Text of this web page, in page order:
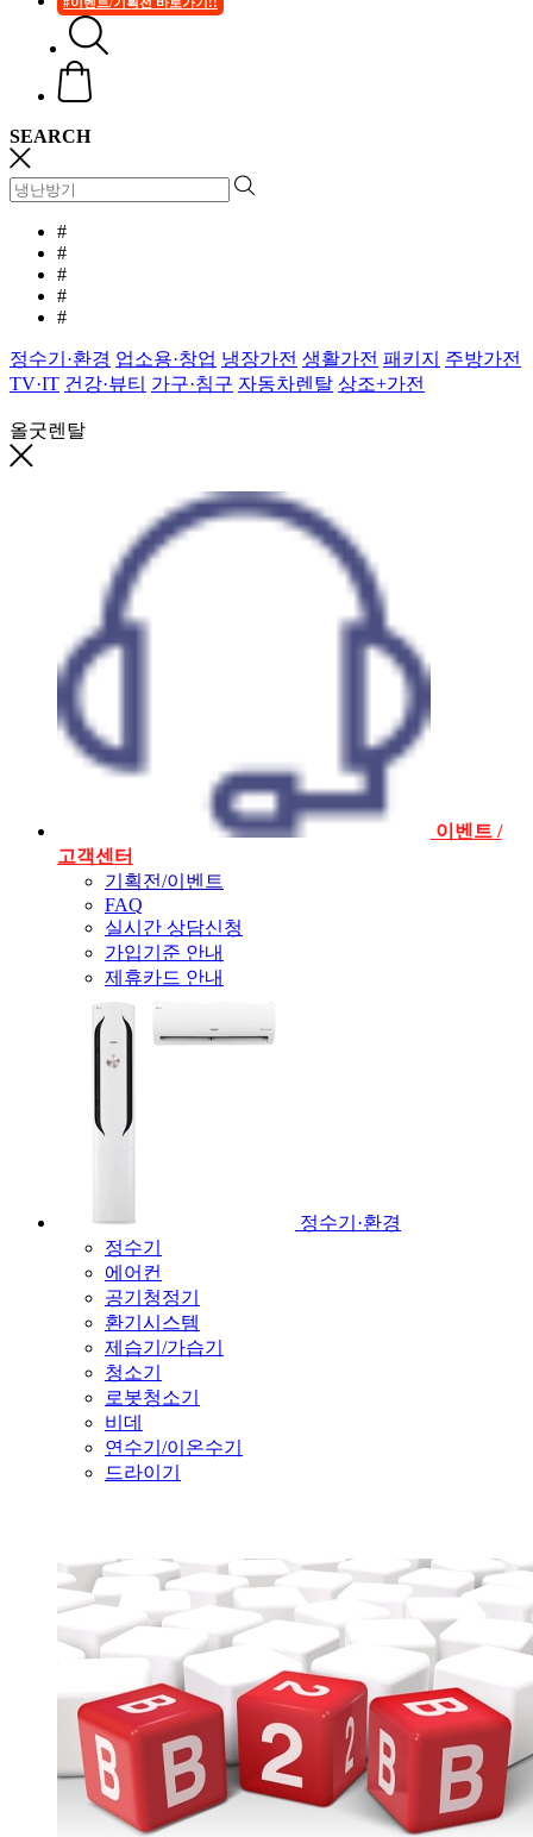
SEARCH
#
#
#
#
#
정수기·환경 업소용·창업 냉장가전 생활가전 패키지
주방가전
TV·IT 건강·뷰티 가구·침구 자동차렌탈 상조+가전
올굿렌탈
이벤트 /
고객센터
기획전/이벤트
FAQ
실시간 상담신청
가입기준 안내
제휴카드 안내
정수기·환경
정수기
에어컨
공기청정기
환기시스템
제습기/가습기
청소기
로봇청소기
비데
연수기/이온수기
드라이기